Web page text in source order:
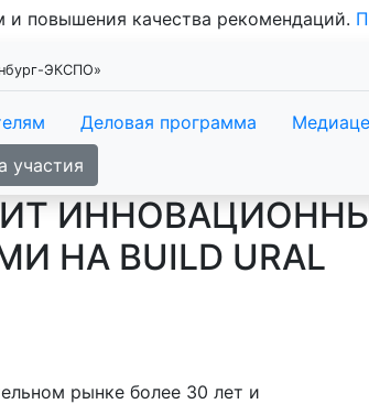
повышения качества рекомендаций.
ЭКСПО»
Деловая программа
участия
НА BUILD URAL
рынке более 30 лет и